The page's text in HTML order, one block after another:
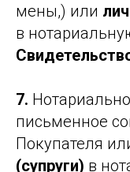
мены,) или
в
7.
письменное
Покупателя
(супруги) в